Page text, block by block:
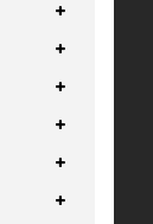
12. Sınıf Videoları